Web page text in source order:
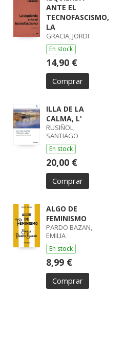
ANTE EL
TECNOFASCISMO,
LA
GRACIA, JORDI
En stock
14,90 €
Comprar
ILLA DE LA
CALMA, L'
RUSIÑOL,
SANTIAGO
En stock
20,00 €
Comprar
ALGO DE
FEMINISMO
PARDO BAZAN,
EMILIA
En stock
8,99 €
Comprar